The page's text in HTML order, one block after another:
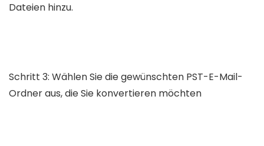
Dateien hinzu.
Schritt 3: Wählen Sie die gewünschten PST-E-Mail-
Ordner aus, die Sie konvertieren möchten